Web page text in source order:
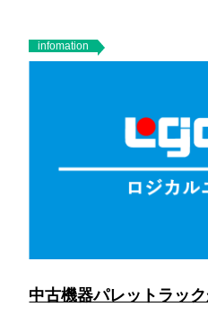
infomation
中古機器パレットラック